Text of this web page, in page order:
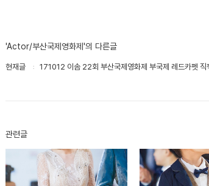
'Actor/부산국제영화제'의 다른글
현재글 171012 이솜 22회 부산국제영화제 부국제 레드카펫 직
관련글